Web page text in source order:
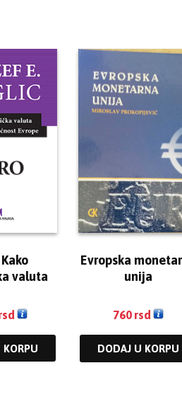
valuta
KORPU
Evropska
unija
760 rsd
DODAJ U KORPU